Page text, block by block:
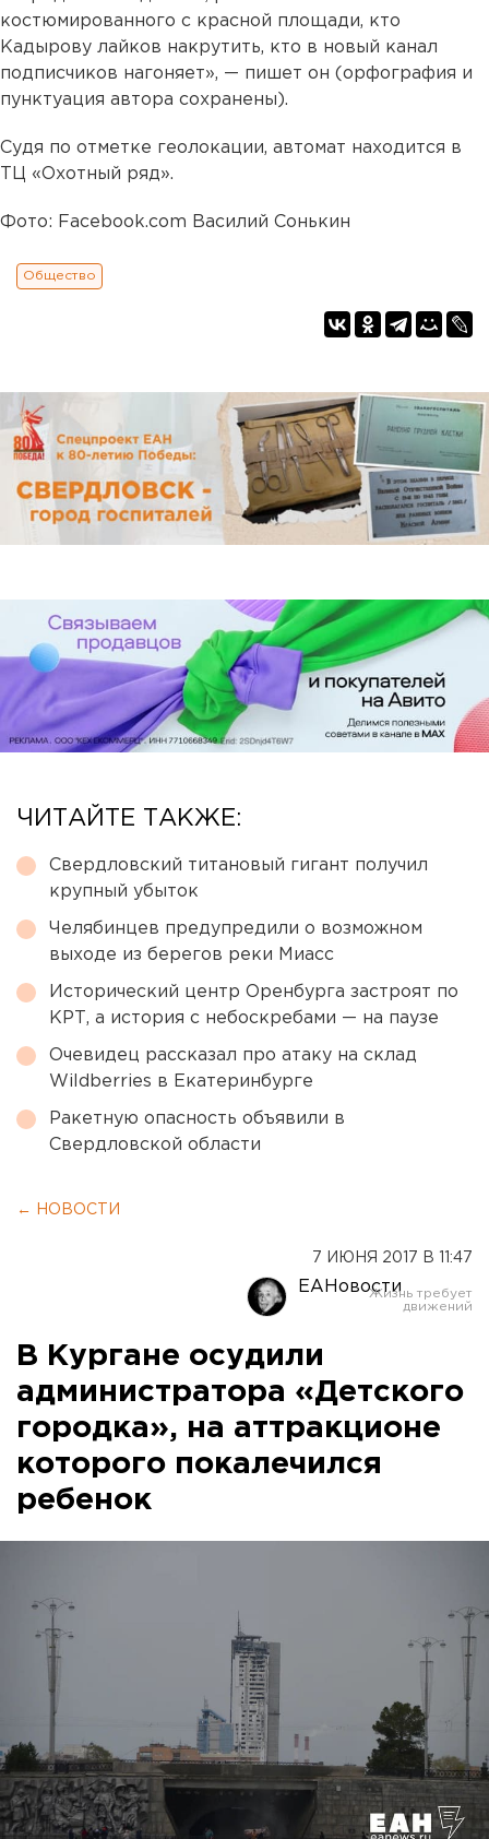
костюмированного с красной площади, кто
Кадырову лайков накрутить, кто в новый канал
подписчиков нагоняет», — пишет он (орфография и
пунктуация автора сохранены).
Судя по отметке геолокации, автомат находится в
ТЦ «Охотный ряд».
Фото: Facebook.com Василий Сонькин
Общество
ЧИТАЙТЕ ТАКЖЕ:
Свердловский титановый гигант получил
крупный убыток
Челябинцев предупредили о возможном
выходе из берегов реки Миасс
Исторический центр Оренбурга застроят по
КРТ, а история с небоскребами — на паузе
Очевидец рассказал про атаку на склад
Wildberries в Екатеринбурге
Ракетную опасность объявили в
Свердловской области
← НОВОСТИ
7 ИЮНЯ 2017 В 11:47
ЕАНовости
В Кургане осудили
администратора «Детского
городка», на аттракционе
которого покалечился
ребенок